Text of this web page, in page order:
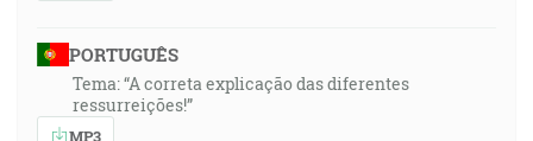
PORTUGUÊS
Tema: “A correta explicação das diferentes
ressurreições!”
MP3